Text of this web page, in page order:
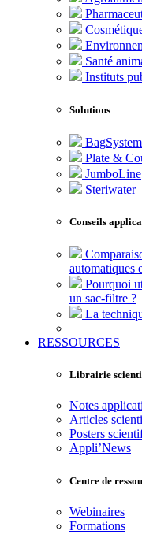
Santé
Instituts
Solutions
BagSystem
Plate &
JumboLine
Steriwater
Conseils
automatiques
Pourquoi
un sac-filtre ?
La
RESSOURCES
Librairie
Notes
Articles
Posters
Appli’News
Centre de
Webinaires
Formations